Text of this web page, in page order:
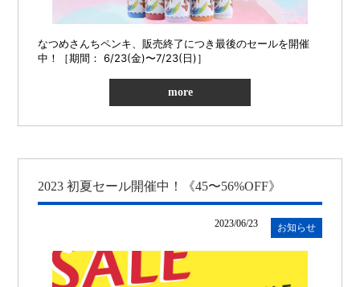
なつめさんちペンキ、販売終了につき最後のセールを開催
中！
［期間： 6/23(金)〜7/23(日)］
more
2023 初夏セール開催中！《45〜56%OFF》
2023/06/23 お知らせ